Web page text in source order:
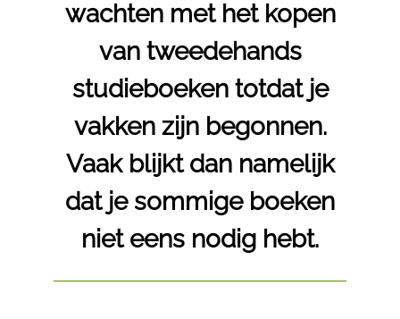
wachten met het kopen
van tweedehands
studieboeken totdat je
vakken zijn begonnen.
Vaak blijkt dan namelijk
dat je sommige boeken
niet eens nodig hebt.